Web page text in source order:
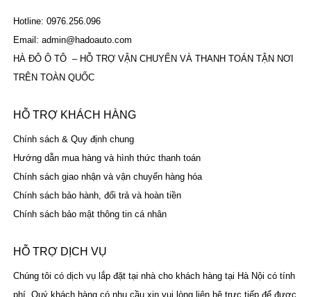
Hotline: 0976.256.096
Email: admin@hadoauto.com
HÀ ĐÔ Ô TÔ – HỖ TRỢ VẬN CHUYỂN VÀ THANH TOÁN TẬN NƠI
TRÊN TOÀN QUỐC
HỖ TRỢ KHÁCH HÀNG
Chính sách & Quy định chung
Hướng dẫn mua hàng và hình thức thanh toán
Chính sách giao nhận và vận chuyển hàng hóa
Chính sách bảo hành, đổi trả và hoàn tiền
Chính sách bảo mật thông tin cá nhân
HỖ TRỢ DỊCH VỤ
Chúng tôi có dịch vụ lắp đặt tại nhà cho khách hàng tại Hà Nội có tính
phí. Quý khách hàng có nhu cầu xin vui lòng liên hệ trực tiếp để được